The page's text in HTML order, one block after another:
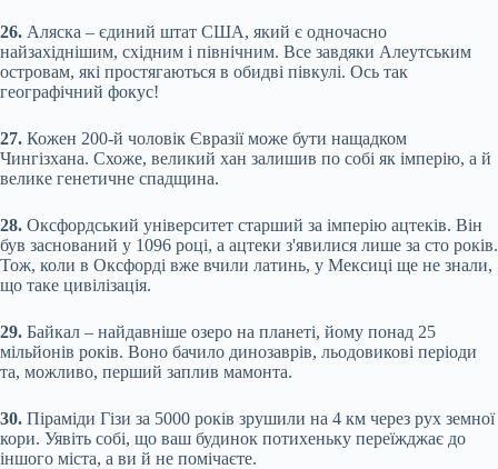
26. Аляска – єдиний штат США, який є одночасно
найзахіднішим, східним і північним. Все завдяки Алеутським
островам, які простягаються в обидві півкулі. Ось так
географічний фокус!
27. Кожен 200-й чоловік Євразії може бути нащадком
Чингізхана. Схоже, великий хан залишив по собі як імперію, а й
велике генетичне спадщина.
28. Оксфордський університет старший за імперію ацтеків. Він
був заснований у 1096 році, а ацтеки з'явилися лише за сто років.
Тож, коли в Оксфорді вже вчили латинь, у Мексиці ще не знали,
що таке цивілізація.
29. Байкал – найдавніше озеро на планеті, йому понад 25
мільйонів років. Воно бачило динозаврів, льодовикові періоди
та, можливо, перший заплив мамонта.
30. Піраміди Гізи за 5000 років зрушили на 4 км через рух земної
кори. Уявіть собі, що ваш будинок потихеньку переїжджає до
іншого міста, а ви й не помічаєте.